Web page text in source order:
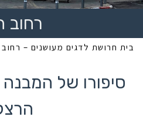
רחוב
בית חרושת לדגים מעושנים – רחוב העמל 6,
סיפורו של המבנה